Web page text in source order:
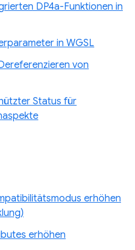
DP4a-Funktionen in
in WGSL
von
Status für
erhöhen
erhöhen